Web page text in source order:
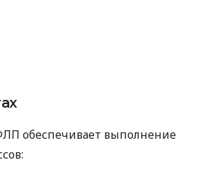
обеспечивает выполнение